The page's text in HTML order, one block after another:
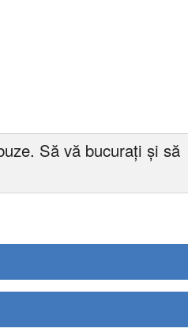
Să vă bucurați și să